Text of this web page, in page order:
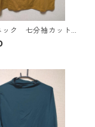
ック 七分袖カット
マスタード KA